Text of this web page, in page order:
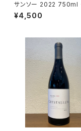
サンソー 2022 750ml
ン ワインズ
¥4,500